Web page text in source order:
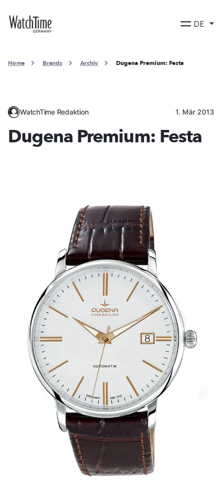
DE
Home Brands Archiv Dugena Premium: Festa
WatchTime Redaktion 1. Mär 2013
Dugena Premium: Festa